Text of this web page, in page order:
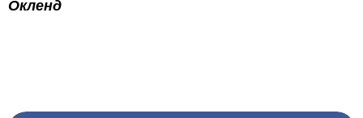
Окленд